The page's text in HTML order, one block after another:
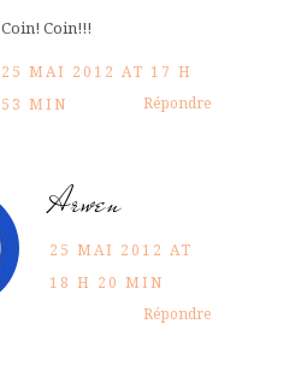
Coin! Coin!!!
25 MAI 2012 AT 17 H
53 MIN
Répondre
Arwen
25 MAI 2012 AT
18 H 20 MIN
Répondre